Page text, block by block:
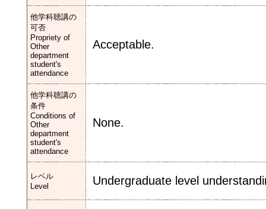
他学科聴講の
可否
Propriety of
Other
department
student's
attendance
Acceptable.
他学科聴講の
条件
Conditions of
Other
department
student's
attendance
None.
レベル
Level
Undergraduate level